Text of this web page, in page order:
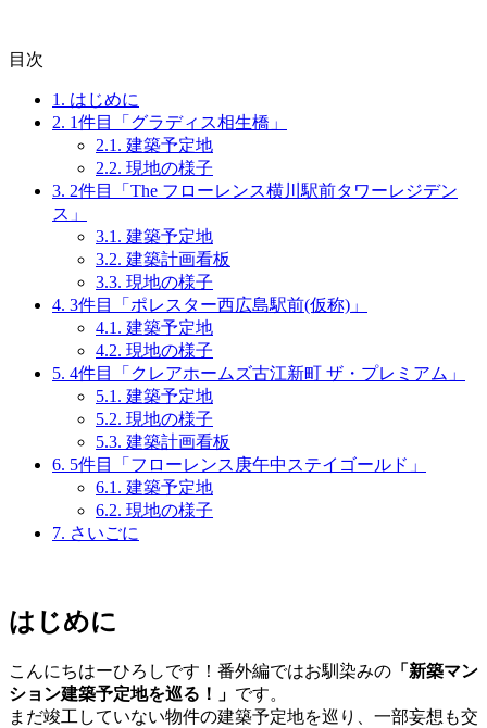
目次
1. はじめに
2. 1件目「グラディス相生橋」
2.1. 建築予定地
2.2. 現地の様子
3. 2件目「The フローレンス横川駅前タワーレジデン
ス」
3.1. 建築予定地
3.2. 建築計画看板
3.3. 現地の様子
4. 3件目「ポレスター西広島駅前(仮称)」
4.1. 建築予定地
4.2. 現地の様子
5. 4件目「クレアホームズ古江新町 ザ・プレミアム」
5.1. 建築予定地
5.2. 現地の様子
5.3. 建築計画看板
6. 5件目「フローレンス庚午中ステイゴールド」
6.1. 建築予定地
6.2. 現地の様子
7. さいごに
はじめに
こんにちはーひろしです！番外編ではお馴染みの 「新築マン
ション建築予定地を巡る！」 です。
まだ竣工していない物件の建築予定地を巡り、一部妄想も交